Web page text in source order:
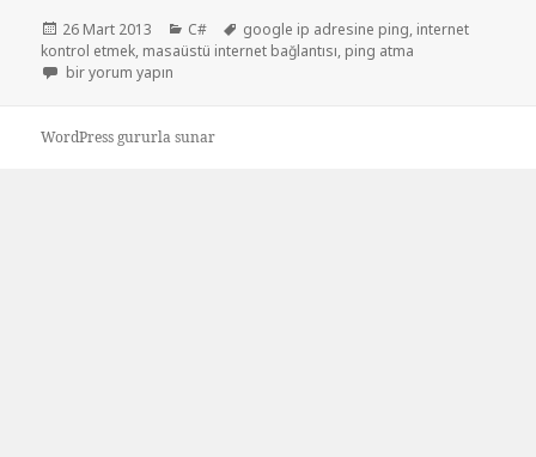
Yayın
tarihi
26 Mart 2013 Kategoriler
C# Etiketler
google ip adresine ping, internet
kontrol etmek, masaüstü internet bağlantısı, ping atma
Windows formda internet bağlantısı kontrolü için
bir yorum yapın
WordPress gururla sunar